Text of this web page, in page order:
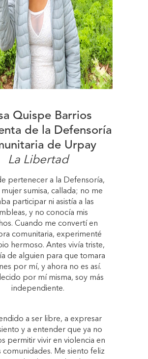
Quispe Barrios
de la Defensoría
de Urpay
La Libertad
pertenecer a la Defensoría,
mujer sumisa, callada; no me
participar ni asistía a las
y no conocía mis
Cuando me convertí en
comunitaria, experimenté
hermoso. Antes vivía triste,
de alguien para que tomara
por mí, y ahora no es así.
por mí misma, soy más
independiente.
a ser libre, a expresar
y a entender que ya no
permitir vivir en violencia en
comunidades. Me siento feliz